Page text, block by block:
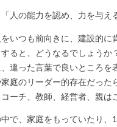
人の能力を認め、力を与え
をいつも前向きに、建設的
ると、どうなるでしょう
違った言葉で良いところ
庭のリーダー的存在だっ
ーチ、教師、経営者、親は
で、家庭をもっていたり、